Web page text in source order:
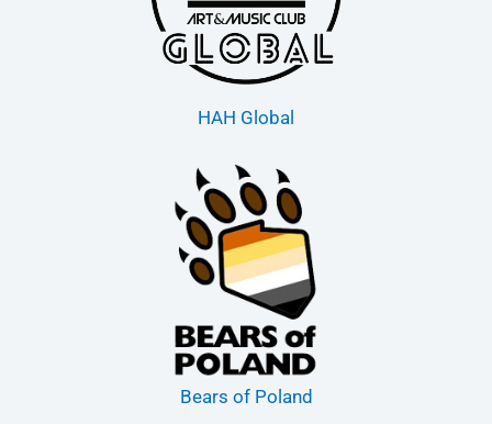
HAH Global
Bears of Poland